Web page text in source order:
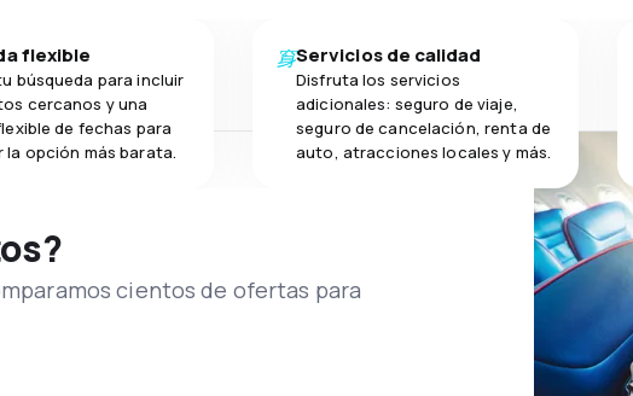
flexible
búsqueda para incluir
cercanos y una
de fechas para
opción más barata.
Servicios de calidad
Disfruta los servicios
adicionales: seguro de viaje,
seguro de cancelación, renta de
auto, atracciones locales y más.
cientos de ofertas para